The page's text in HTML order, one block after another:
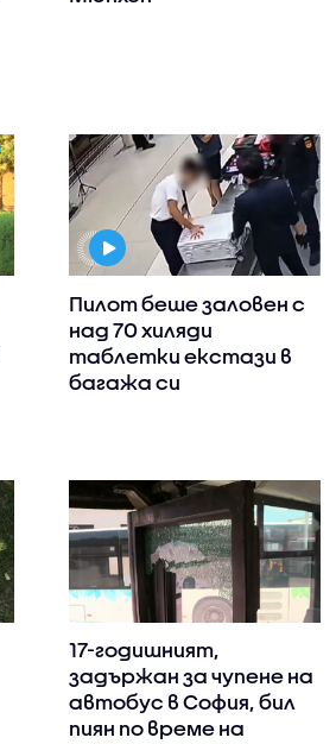
Пилот беше заловен с
над 70 хиляди
таблетки екстази в
багажа си
17-годишният,
задържан за чупене на
автобус в София, бил
пиян по време на